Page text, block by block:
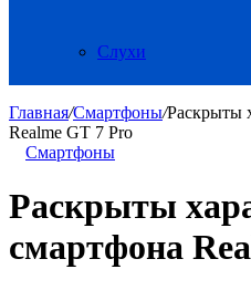
Слухи
Главная/Смартфоны/Раскрыты
Realme GT 7 Pro
Смартфоны
Раскрыты
смартфона